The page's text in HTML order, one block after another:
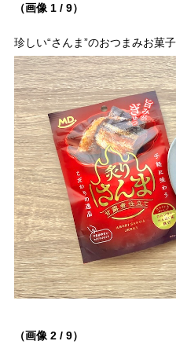
（画像 1 / 9）
珍しい“さんま”のおつまみお菓子
（画像 2 / 9）